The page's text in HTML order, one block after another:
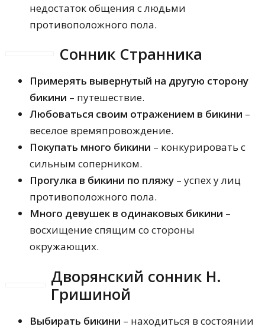
недостаток общения с людьми
противоположного пола.
Сонник Странника
Примерять вывернутый на другую сторону
бикини – путешествие.
Любоваться своим отражением в бикини –
веселое времяпровождение.
Покупать много бикини – конкурировать с
сильным соперником.
Прогулка в бикини по пляжу – успех у лиц
противоположного пола.
Много девушек в одинаковых бикини –
восхищение спящим со стороны
окружающих.
Дворянский сонник Н.
Гришиной
Выбирать бикини – находиться в состоянии